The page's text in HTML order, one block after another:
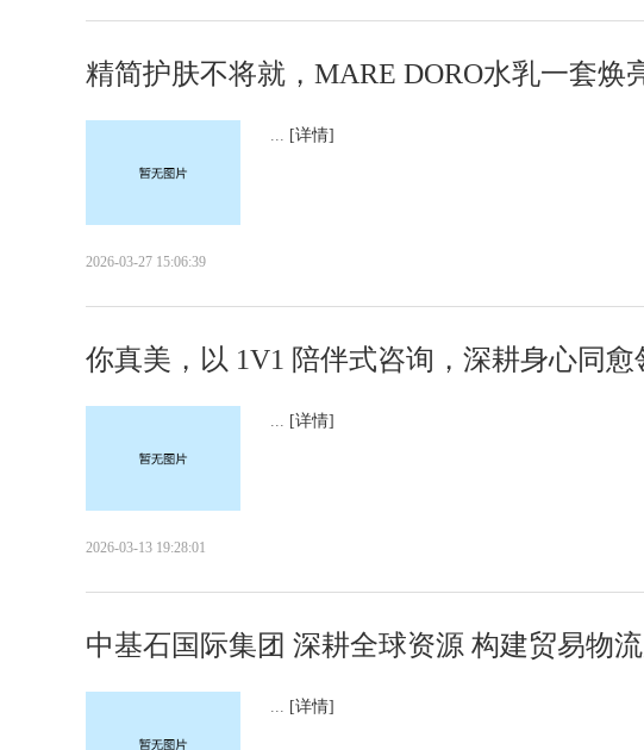
精简护肤不将就，MARE DORO水乳一套焕
[详情]
2026-03-27 15:06:39
你真美，以 1V1 陪伴式咨询，深耕身心同
... [详情]
2026-03-13 19:28:01
中基石国际集团 深耕全球资源 构建贸易物
... [详情]